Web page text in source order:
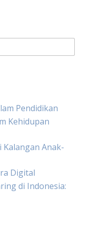
Pendidikan
Kehidupan
Anak-
Digital
di Indonesia: